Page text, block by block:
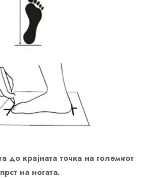
до крајната точка на големиот
прст на ногата.